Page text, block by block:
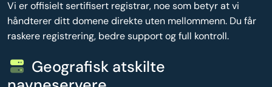
Vi er offisielt sertifisert registrar, noe som betyr at vi
håndterer ditt domene direkte uten mellommenn. Du får
raskere registrering, bedre support og full kontroll.
Geografisk atskilte